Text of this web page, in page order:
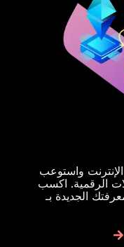
واستوعب
الرقمية. اكسب
الجديدة بـ